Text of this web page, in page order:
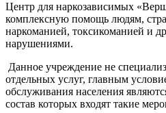
Центр для наркозависимых
комплексную помощь людям,
наркоманией, токсикоманией и
нарушениями.
Данное учреждение не
отдельных услуг, главным
обслуживания населения
состав которых входят такие